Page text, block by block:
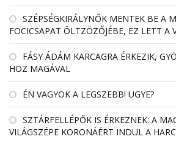
SZÉPSÉGKIRÁLYNŐK MENTEK BE A
FOCICSAPAT ÖLTZÖZŐJÉBE, EZ LETT A
FÁSY ÁDÁM KARCAGRA ÉRKEZIK,
HOZ MAGÁVAL
ÉN VAGYOK A LEGSZEBB! UGYE?
SZTÁRFELLÉPŐK IS ÉRKEZNEK: A
VILÁGSZÉPE KORONÁÉRT INDUL A HARC